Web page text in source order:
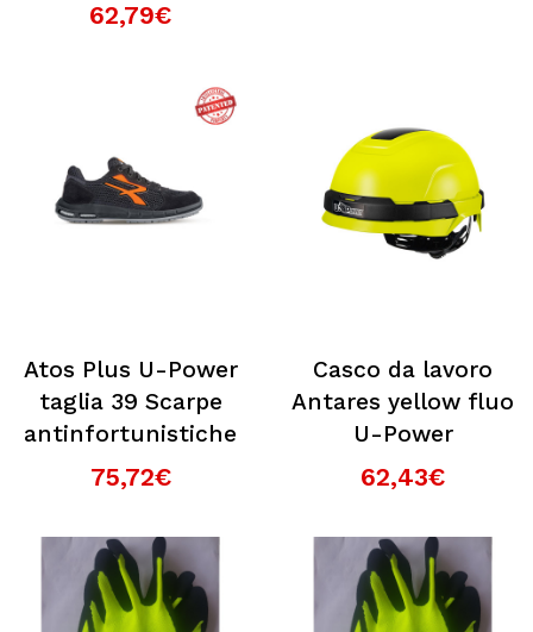
62,79€
Atos Plus U-Power
taglia 39 Scarpe
antinfortunistiche
75,72€
Casco da lavoro
Antares yellow fluo
U-Power
62,43€